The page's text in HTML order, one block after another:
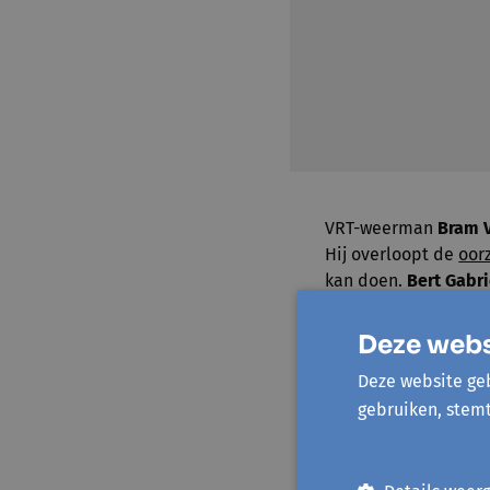
VRT-weerman Bram
Hij overloopt de
kan doen. Bert
In november
Gooik. Je ontdekt
oplossingen er zijn
Deze
Deze website
gebruiken,